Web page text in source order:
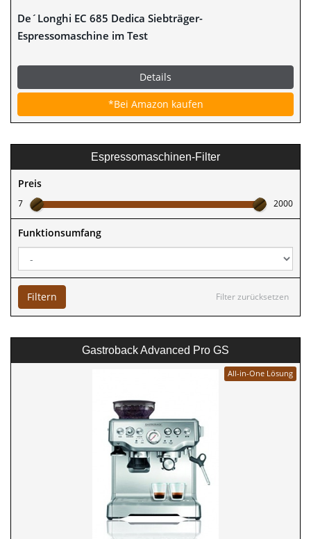
De´Longhi EC 685 Dedica Siebträger-
Espressomaschine im Test
Details
*Bei Amazon kaufen
Espressomaschinen-Filter
Preis
7 2000
Funktionsumfang
Filter zurücksetzen
Filtern
Gastroback Advanced Pro GS
All-in-One Lösung